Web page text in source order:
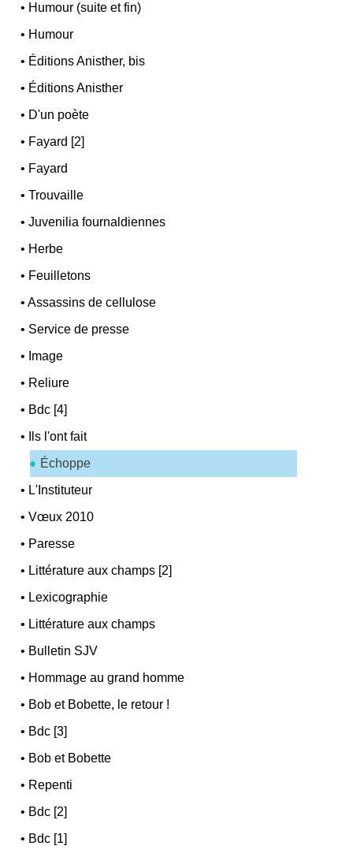
• Humour (suite et fin)
• Humour
• Éditions Anisther, bis
• Éditions Anisther
• D'un poète
• Fayard [2]
• Fayard
•Trouvaille
•Juvenilia fournaldiennes
• Herbe
• Feuilletons
•Assassins de cellulose
• Service de presse
• Image
• Reliure
• Bdc [4]
•
Ils l'ont fait
Échoppe
• L'Instituteur
•Vœux 2010
• Paresse
• Littérature aux champs [2]
• Lexicographie
• Littérature aux champs
• Bulletin SJV
• Hommage au grand homme
• Bob et Bobette, le retour !
• Bdc [3]
• Bob et Bobette
• Repenti
• Bdc [2]
• Bdc [1]